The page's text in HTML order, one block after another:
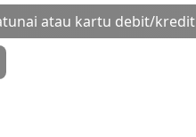
atau kartu debit/kredit